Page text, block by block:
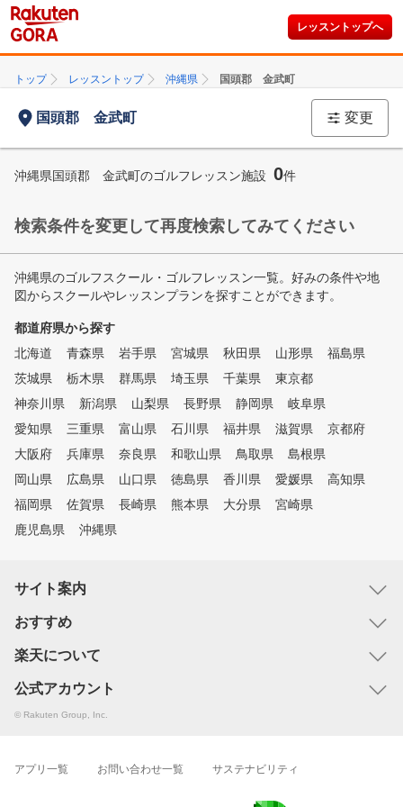
レッスントップへ
トップ レッスントップ 沖縄県 国頭郡 金武町
国頭郡 金武町 変更
沖縄県国頭郡 金武町のゴルフレッスン施設 0件
検索条件を変更して再度検索してみてください
沖縄県のゴルフスクール・ゴルフレッスン一覧。好みの条件や地
図からスクールやレッスンプランを探すことができます。
都道府県から探す
北海道
青森県 岩手県 宮城県 秋田県 山形県
福島県
茨城県
栃木県 群馬県 埼玉県 千葉県
東京都
神奈川県
新潟県 山梨県 長野県 静岡県
岐阜県
愛知県
三重県 富山県 石川県 福井県 滋賀県
京都府
大阪府
兵庫県 奈良県 和歌山県 鳥取県
島根県
岡山県
広島県 山口県 徳島県 香川県 愛媛県
高知県
福岡県
佐賀県 長崎県 熊本県 大分県
宮崎県
鹿児島県
沖縄県
サイト案内
おすすめ
楽天について
公式アカウント
© Rakuten Group, Inc.
アプリ一覧 お問い合わせ一覧 サステナビリティ